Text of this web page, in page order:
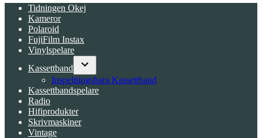
Tidningen Okej
Kameror
Polaroid
FujiFilm Instax
Vinylspelare
Kassettband
Open
dropdown
menu
Inspelningsbara Kassettband
Kassettbandspelare
Radio
Hifiprodukter
Skrivmaskiner
Vintage